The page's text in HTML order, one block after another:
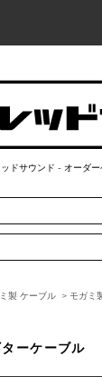
ドサウンド - オーダ
製 ケーブル > モガミ
ーケーブル